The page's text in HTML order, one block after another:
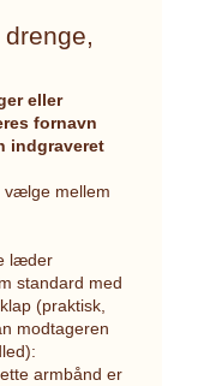
eller
fornavn
indgraveret
vælge mellem
læder
standard med
(praktisk,
modtageren
armbånd er